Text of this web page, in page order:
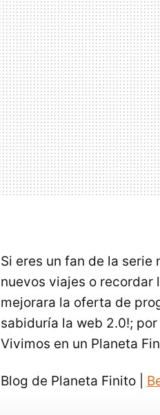
Si eres un fan de la
nuevos viajes o recordar
mejorara la oferta de
sabiduría la web 2.0!;
Vivimos en un Planeta
Blog de Planeta Finito |